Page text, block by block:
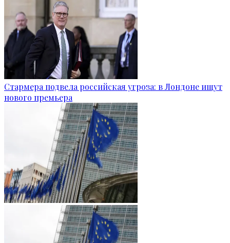
Стармера подвела российская угроза: в Лондоне ищут
нового премьера